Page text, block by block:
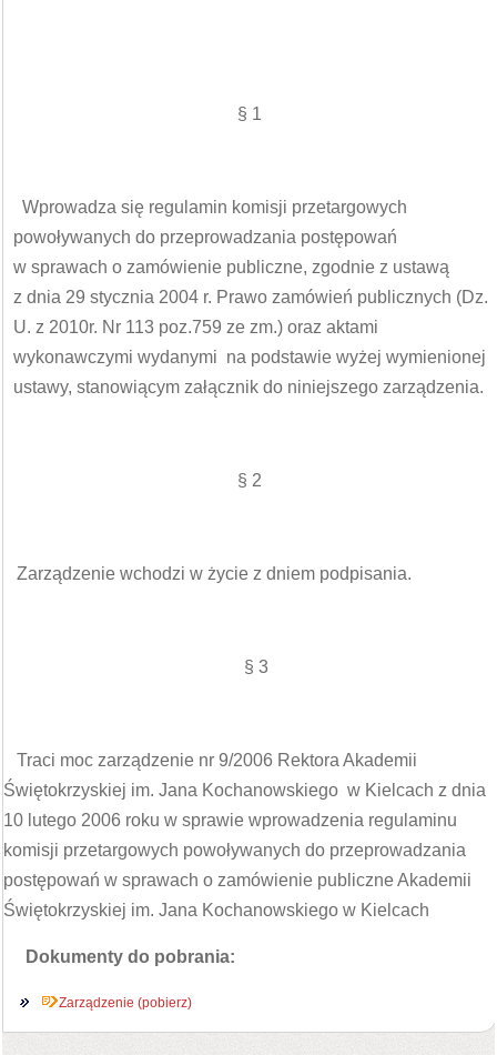
§ 1
Wprowadza się regulamin komisji przetargowych
powoływanych do przeprowadzania postępowań
w sprawach o zamówienie publiczne, zgodnie z ustawą
z dnia 29 stycznia 2004 r. Prawo zamówień publicznych (Dz.
U. z 2010r. Nr 113 poz.759 ze zm.) oraz aktami
wykonawczymi wydanymi na podstawie wyżej wymienionej
ustawy, stanowiącym załącznik do niniejszego zarządzenia.
§ 2
Zarządzenie wchodzi w życie z dniem podpisania.
§ 3
Traci moc zarządzenie nr 9/2006 Rektora Akademii
Świętokrzyskiej im. Jana Kochanowskiego w Kielcach z dnia
10 lutego 2006 roku w sprawie wprowadzenia regulaminu
komisji przetargowych powoływanych do przeprowadzania
postępowań w sprawach o zamówienie publiczne Akademii
Świętokrzyskiej im. Jana Kochanowskiego w Kielcach
Dokumenty do pobrania:
Zarządzenie (pobierz)